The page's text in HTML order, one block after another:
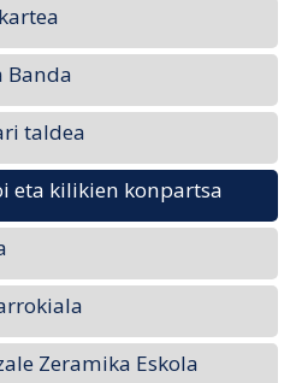
Banda
taldea
eta kilikien konpartsa
Zeramika Eskola